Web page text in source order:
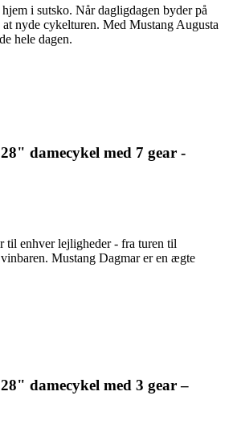
i sutsko. Når dagligdagen byder på
nyde cykelturen. Med Mustang Augusta
hele dagen.
damecykel med 7 gear -
til enhver lejligheder - fra turen til
Mustang Dagmar er en ægte
damecykel med 3 gear –